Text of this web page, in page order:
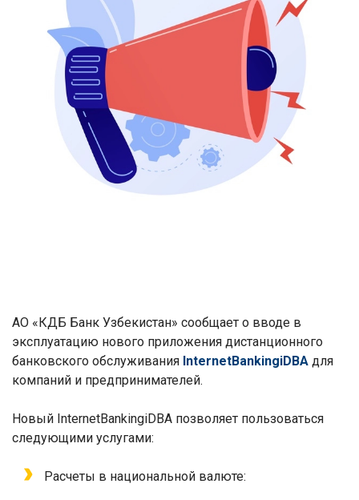
АО «КДБ Банк Узбекистан» сообщает о вводе в
эксплуатацию нового приложения дистанционного
банковского обслуживания InternetBankingiDBA для
компаний и предпринимателей.
Новый InternetBankingiDBA позволяет пользоваться
следующими услугами:
Расчеты в национальной валюте: